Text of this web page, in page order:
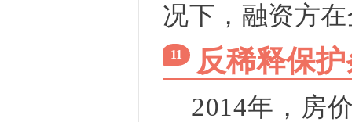
况下，融资方
11 反稀释保
2014年，房